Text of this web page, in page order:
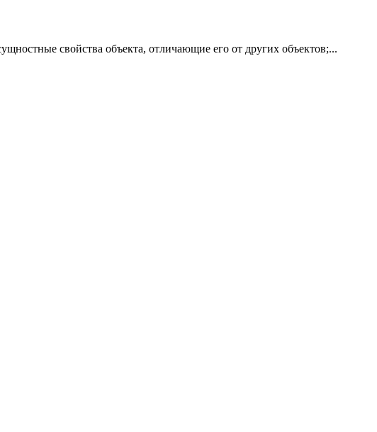
свойства объекта, отличающие его от других объектов;...